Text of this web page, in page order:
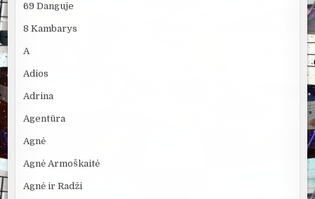
69 Danguje
8 Kambarys
A
Adios
Adrina
Agentūra
Agnė
Agnė Armoškaitė
Agnė ir Radži